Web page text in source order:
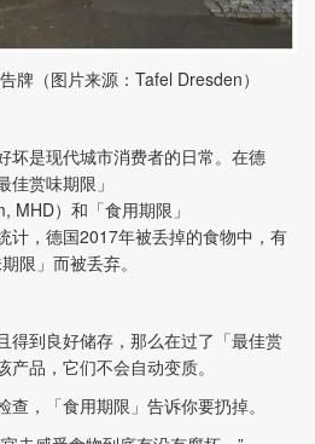
牌（图片来源：Tafel Dresden）
坏是现代城市消费者的日常。在德
赏味期限」
MHD）和「食用期限」
计，德国2017年被丢掉的食物中，有
限」而被丢弃。
得到良好储存，那么在过了「最佳赏
品，它们不会自动变质。
查，「食用期限」告诉你要扔掉。